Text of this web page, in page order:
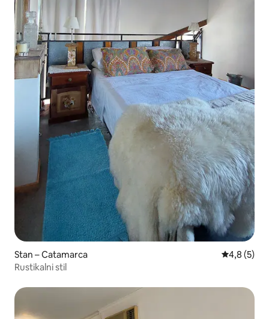
Stan – Catamarca Prosječna
4,8 (5)
Rustikalni stil